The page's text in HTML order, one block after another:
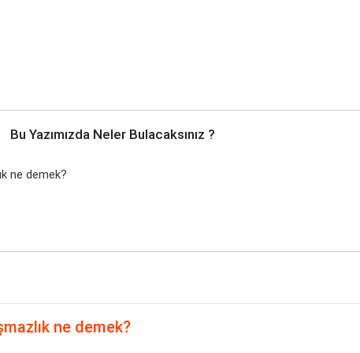
Bu Yazımızda Neler Bulacaksınız ?
ne demek?
ne demek?